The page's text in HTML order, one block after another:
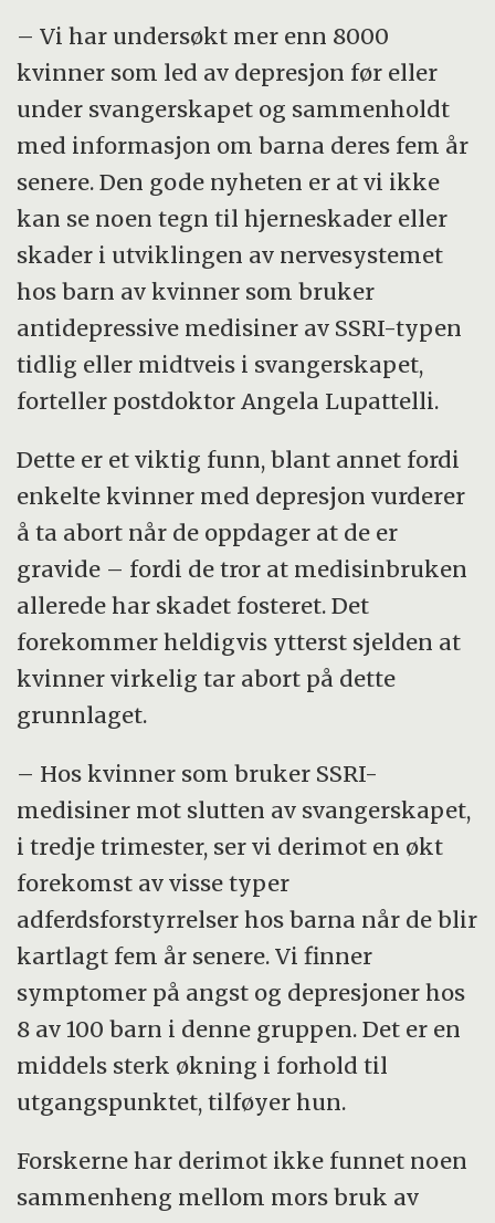
kunne ha svært plagsomme bivirkninger.
Det finnes også en tredje type, som kalles
selektive noradrenalin
reopptakshemmere (SNRI).
Undersøkelsen som er omtalt i denne
artikkelen gjelder SSRI-medikamentene.
De mest brukte SSRI-medikamentene på
det norske markedet er: Citalopram
(Cipramil), escitalopram (Cipralex),
fluoksetin (Fontex, Prozac), fluvoksamin
(Fevarin), paroksetin (Seroxat) og sertralin
(Zoloft).
Kilde:Norsk Helseinformatikkog Norsk
legemiddelhåndbok
– Vi har undersøkt mer enn 8000
kvinner som led av depresjon før eller
under svangerskapet og sammenholdt
med informasjon om barna deres fem år
senere. Den gode nyheten er at vi ikke
kan se noen tegn til hjerneskader eller
skader i utviklingen av nervesystemet
hos barn av kvinner som bruker
antidepressive medisiner av SSRI-typen
tidlig eller midtveis i svangerskapet,
forteller postdoktor Angela Lupattelli.
Dette er et viktig funn, blant annet fordi
enkelte kvinner med depresjon vurderer
å ta abort når de oppdager at de er
gravide – fordi de tror at medisinbruken
allerede har skadet fosteret. Det
forekommer heldigvis ytterst sjelden at
kvinner virkelig tar abort på dette
grunnlaget.
– Hos kvinner som bruker SSRI-
medisiner mot slutten av svangerskapet,
i tredje trimester, ser vi derimot en økt
forekomst av visse typer
adferdsforstyrrelser hos barna når de blir
kartlagt fem år senere. Vi finner
symptomer på angst og depresjoner hos
8 av 100 barn i denne gruppen. Det er en
middels sterk økning i forhold til
utgangspunktet, tilføyer hun.
Forskerne har derimot ikke funnet noen
sammenheng mellom mors bruk av